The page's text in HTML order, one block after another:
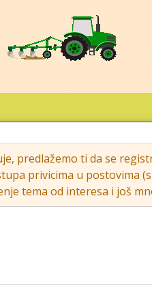
predlažemo ti da se
privicima u postovima
tema od interesa i još